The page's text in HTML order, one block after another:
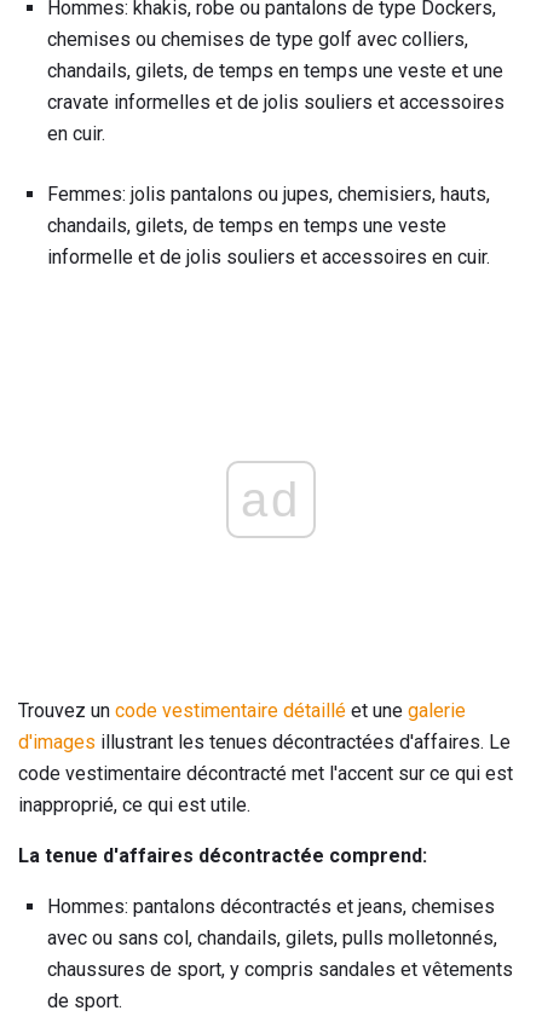
Hommes: khakis, robe ou pantalons de type Dockers,
chemises ou chemises de type golf avec colliers,
chandails, gilets, de temps en temps une veste et une
cravate informelles et de jolis souliers et accessoires
en cuir.
Femmes: jolis pantalons ou jupes, chemisiers, hauts,
chandails, gilets, de temps en temps une veste
informelle et de jolis souliers et accessoires en cuir.
ad
Trouvez un code vestimentaire détaillé et une galerie
d'images illustrant les tenues décontractées d'affaires. Le
code vestimentaire décontracté met l'accent sur ce qui est
inapproprié, ce qui est utile.
La tenue d'affaires décontractée comprend:
Hommes: pantalons décontractés et jeans, chemises
avec ou sans col, chandails, gilets, pulls molletonnés,
chaussures de sport, y compris sandales et vêtements
de sport.